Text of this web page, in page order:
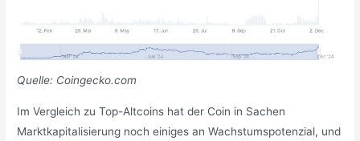
Quelle: Coingecko.com
Im Vergleich zu Top-Altcoins hat der Coin in Sachen
Marktkapitalisierung noch einiges an Wachstumspotenzial, und